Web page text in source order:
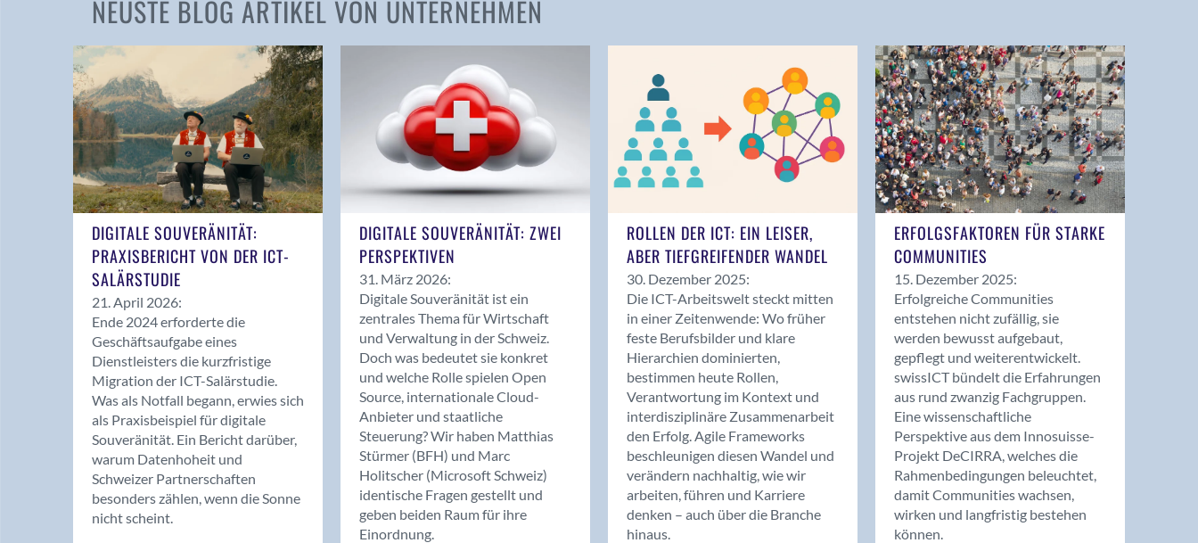
Andelfingen
Balsthal
Balzers
Bassersdorf
Benken (SG)
Bergdietikon
Bern - Liebefeld
NEUSTE BLOG ARTIKEL VON UNTERNEHMEN
DIGITALE SOUVERÄNITÄT:
PRAXISBERICHT VON DER ICT-
SALÄRSTUDIE
21. April 2026:
Ende 2024 erforderte die
Geschäftsaufgabe eines
Dienstleisters die kurzfristige
Migration der ICT-Salärstudie.
Was als Notfall begann, erwies sich
als Praxisbeispiel für digitale
Souveränität. Ein Bericht darüber,
warum Datenhoheit und
Schweizer Partnerschaften
besonders zählen, wenn die Sonne
nicht scheint.
DIGITALE SOUVERÄNITÄT: ZWEI
PERSPEKTIVEN
31. März 2026:
Digitale Souveränität ist ein
zentrales Thema für Wirtschaft
und Verwaltung in der Schweiz.
Doch was bedeutet sie konkret
und welche Rolle spielen Open
Source, internationale Cloud-
Anbieter und staatliche
Steuerung? Wir haben Matthias
Stürmer (BFH) und Marc
Holitscher (Microsoft Schweiz)
identische Fragen gestellt und
geben beiden Raum für ihre
Einordnung.
ROLLEN DER ICT: EIN LEISER,
ABER TIEFGREIFENDER WANDEL
30. Dezember 2025:
Die ICT-Arbeitswelt steckt mitten
in einer Zeitenwende: Wo früher
feste Berufsbilder und klare
Hierarchien dominierten,
bestimmen heute Rollen,
Verantwortung im Kontext und
interdisziplinäre Zusammenarbeit
den Erfolg. Agile Frameworks
beschleunigen diesen Wandel und
verändern nachhaltig, wie wir
arbeiten, führen und Karriere
denken – auch über die Branche
hinaus.
ERFOLGSFAKTOREN FÜR STARKE
COMMUNITIES
15. Dezember 2025:
Erfolgreiche Communities
entstehen nicht zufällig, sie
werden bewusst aufgebaut,
gepflegt und weiterentwickelt.
swissICT bündelt die Erfahrungen
aus rund zwanzig Fachgruppen.
Eine wissenschaftliche
Perspektive aus dem Innosuisse-
Projekt DeCIRRA, welches die
Rahmenbedingungen beleuchtet,
damit Communities wachsen,
wirken und langfristig bestehen
können.